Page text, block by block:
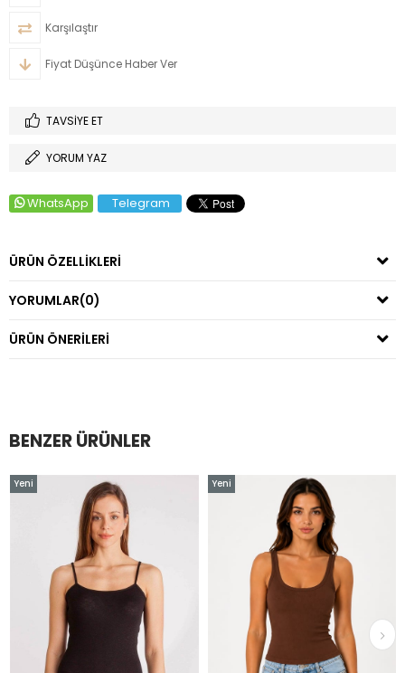
Karşılaştır
Fiyat Düşünce Haber Ver
TAVSIYE ET
YORUM YAZ
WhatsApp Telegram
ÜRÜN ÖZELLIKLERI
YORUMLAR(0)
ÜRÜN ÖNERILERI
BENZER ÜRÜNLER
Yeni